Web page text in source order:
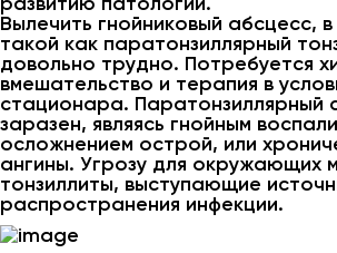
Вылечить гнойниковый абсцесс,
такой как паратонзиллярный
довольно трудно. Потребуется
вмешательство и терапия в
стационара. Паратонзиллярный
заразен, являясь гнойным
осложнением острой, или
ангины. Угрозу для окружающих
тонзиллиты, выступающие
распространения инфекции.